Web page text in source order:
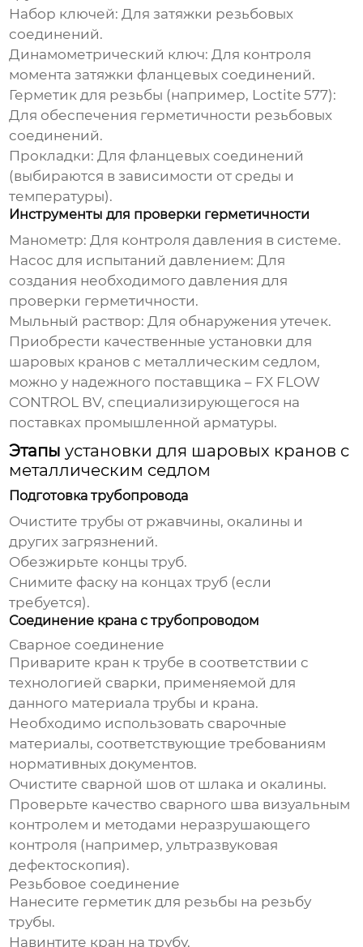
Набор ключей: Для затяжки резьбовых
соединений.
Динамометрический ключ: Для контроля
момента затяжки фланцевых соединений.
Герметик для резьбы (например, Loctite 577):
Для обеспечения герметичности резьбовых
соединений.
Прокладки: Для фланцевых соединений
(выбираются в зависимости от среды и
температуры).
Инструменты для проверки герметичности
Манометр: Для контроля давления в системе.
Насос для испытаний давлением: Для
создания необходимого давления для
проверки герметичности.
Мыльный раствор: Для обнаружения утечек.
Приобрести качественныеустановки для
шаровых кранов с металлическим седлом,
можно у надежного поставщика – FX FLOW
CONTROL BV, специализирующегося на
поставках промышленной арматуры.
Этапыустановки для шаровых кранов с
металлическим седлом
Подготовка трубопровода
Очистите трубы от ржавчины, окалины и
других загрязнений.
Обезжирьте концы труб.
Снимите фаску на концах труб (если
требуется).
Соединение крана с трубопроводом
Сварное соединение
Приварите кран к трубе в соответствии с
технологией сварки, применяемой для
данного материала трубы и крана.
Необходимо использовать сварочные
материалы, соответствующие требованиям
нормативных документов.
Очистите сварной шов от шлака и окалины.
Проверьте качество сварного шва визуальным
контролем и методами неразрушающего
контроля (например, ультразвуковая
дефектоскопия).
Резьбовое соединение
Нанесите герметик для резьбы на резьбу
трубы.
Навинтите кран на трубу.